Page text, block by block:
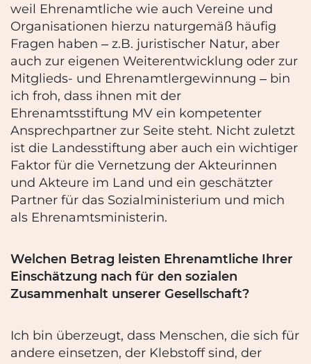
weil Ehrenamtliche wie auch Vereine und
Organisationen hierzu naturgemäß häufig
Fragen haben ‒ z.B. juristischer Natur, aber
auch zur eigenen Weiterentwicklung oder zur
Mitglieds- und Ehrenamtlergewinnung ‒ bin
ich froh, dass ihnen mit der
Ehrenamtsstiftung MV ein kompetenter
Ansprechpartner zur Seite steht. Nicht zuletzt
ist die Landesstiftung aber auch ein wichtiger
Faktor für die Vernetzung der Akteurinnen
und Akteure im Land und ein geschätzter
Partner für das Sozialministerium und mich
als Ehrenamtsministerin.
Welchen Betrag leisten Ehrenamtliche Ihrer
Einschätzung nach für den sozialen
Zusammenhalt unserer Gesellschaft?
Ich bin überzeugt, dass Menschen, die sich für
andere einsetzen, der Klebstoff sind, der